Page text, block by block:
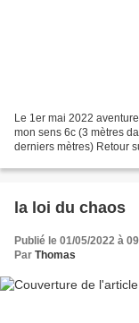
Le 1er mai 2022
mon sens 6c (3 mètres
derniers mètres) Retour
la loi du chaos
Publié le 01/05/2022 à
Par Thomas